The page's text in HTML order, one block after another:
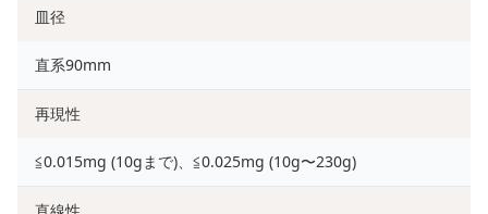
皿径
直系90mm
再現性
≦0.015mg (10gまで)、≦0.025mg (10g〜230g)